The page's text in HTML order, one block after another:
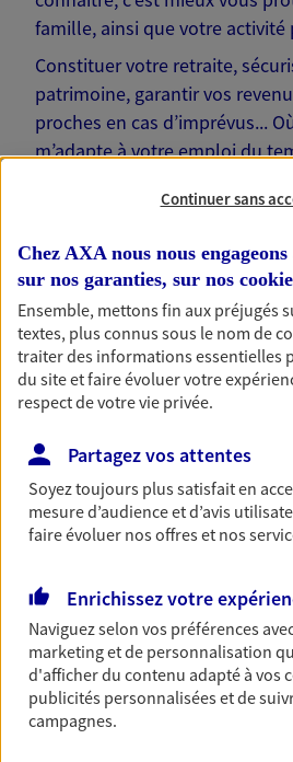
famille, ainsi que votre activité
Constituer votre retraite,
patrimoine, garantir vos
proches en cas d’imprévus...
m’adapte à votre emploi du
travail… Je suis là pour
Nos offres
Épargne
Réalisez vos projets grâce à
immobilier, études des
du monde… Épargnez à votre
simplement, selon votre profil.
Préparez sereinement ce
votre vie avec les conseils
notre solution PER (Plan
spécialement conçue pour la
Continuer sans
Chez AXA nous nous
sur nos garanties, sur nos
Ensemble, mettons fin aux préjugés
textes, plus connus sous le nom de
traiter des informations essentielles
du site et faire évoluer votre
respect de votre vie privée.
Partagez vos attentes
Soyez toujours plus satisfait en
mesure d’audience et d’avis
faire évoluer nos offres et nos
Enrichissez votre
Naviguez selon vos préférences
marketing et de personnalisation
d'afficher du contenu adapté à vos
publicités personnalisées et de
campagnes.